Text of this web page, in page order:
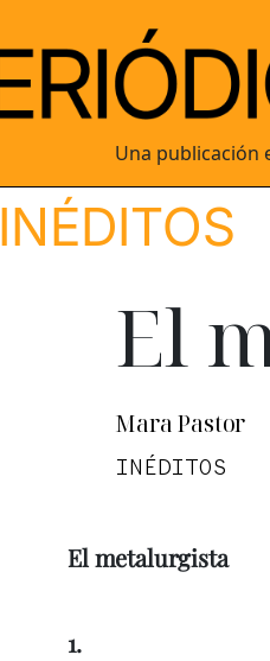
Una publicación
INÉDITOS
El
Mara Pastor
INÉDITOS
El metalurgista
1.